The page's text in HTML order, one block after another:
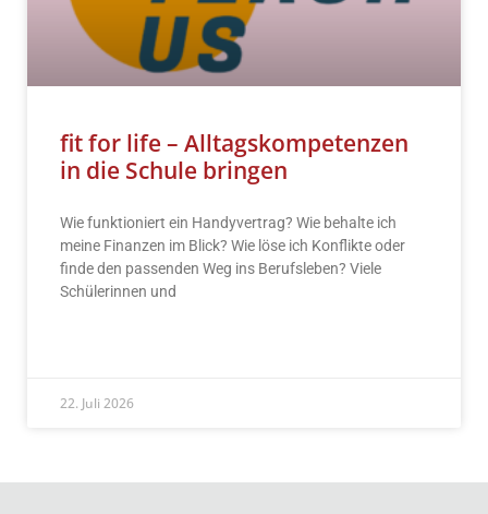
fit for life – Alltagskompetenzen
in die Schule bringen
Wie funktioniert ein Handyvertrag? Wie behalte ich
meine Finanzen im Blick? Wie löse ich Konflikte oder
finde den passenden Weg ins Berufsleben? Viele
Schülerinnen und
22. Juli 2026